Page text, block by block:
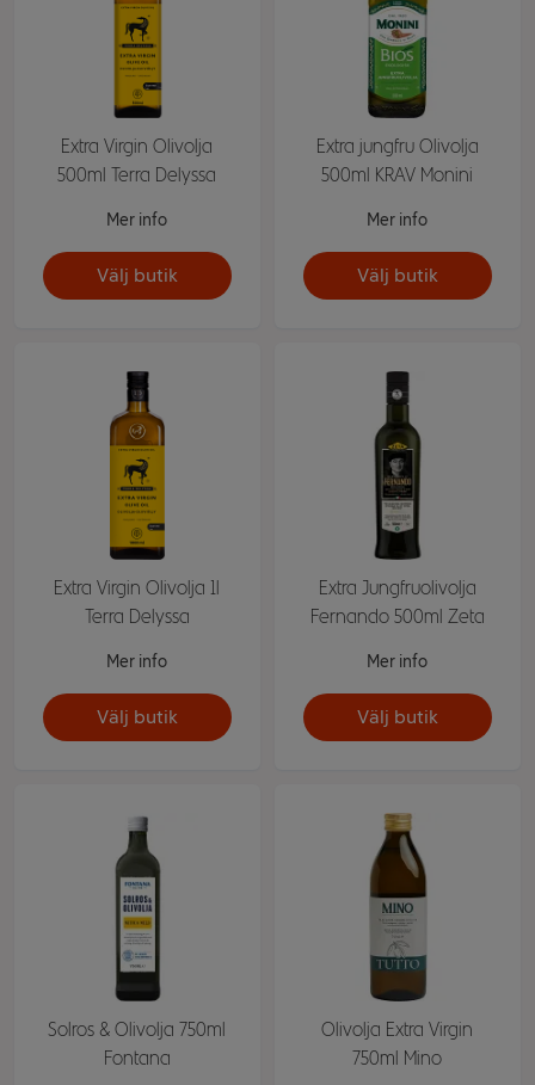
Extra Virgin Olivolja
500ml Terra Delyssa
Mer info
Välj butik
Extra jungfru Olivolja
500ml KRAV Monini
Mer info
Välj butik
Extra Virgin Olivolja 1l
Terra Delyssa
Mer info
Välj butik
Extra Jungfruolivolja
Fernando 500ml Zeta
Mer info
Välj butik
Solros & Olivolja 750ml
Fontana
Olivolja Extra Virgin
750ml Mino